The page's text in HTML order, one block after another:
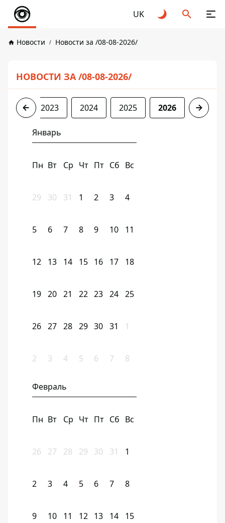
UK
Новости Новости за /08-08-2026/
НОВОСТИ ЗА /08-08-2026/
2022 2023 2024 2025 2026
Январь
Пн Вт Ср Чт Пт Сб Вс
29 30 31 1 2 3 4
5 6 7 8 9 10 11
12 13 14 15 16 17 18
19 20 21 22 23 24 25
26 27 28 29 30 31 1
2 3 4 5 6 7 8
Февраль
Пн Вт Ср Чт Пт Сб Вс
26 27 28 29 30 31 1
2 3 4 5 6 7 8
9 10 11 12 13 14 15